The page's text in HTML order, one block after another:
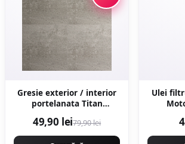
Gresie exterior / interior
portelanata Titan
mata rectificata aspect
ciment
49,90 lei79,90 lei
Ulei